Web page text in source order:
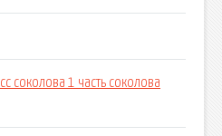
соколова 1 часть соколова